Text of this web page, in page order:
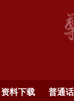
资料下载 普通